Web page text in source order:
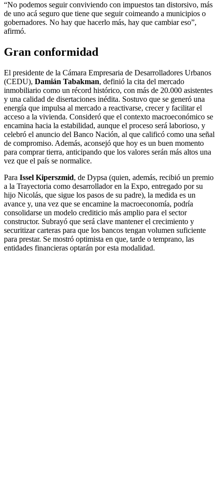
“No podemos seguir conviviendo con impuestos tan distorsivo, más
de uno acá seguro que tiene que seguir coimeando a municipios o
gobernadores. No hay que hacerlo más, hay que cambiar eso”,
afirmó.
Gran conformidad
El presidente de la Cámara Empresaria de Desarrolladores Urbanos
(CEDU), Damián Tabakman, definió la cita del mercado
inmobiliario como un récord histórico, con más de 20.000 asistentes
y una calidad de disertaciones inédita. Sostuvo que se generó una
energía que impulsa al mercado a reactivarse, crecer y facilitar el
acceso a la vivienda. Consideró que el contexto macroeconómico se
encamina hacia la estabilidad, aunque el proceso será laborioso, y
celebró el anuncio del Banco Nación, al que calificó como una señal
de compromiso. Además, aconsejó que hoy es un buen momento
para comprar tierra, anticipando que los valores serán más altos una
vez que el país se normalice.
Para Issel Kiperszmid, de Dypsa (quien, además, recibió un premio
a la Trayectoria como desarrollador en la Expo, entregado por su
hijo Nicolás, que sigue los pasos de su padre), la medida es un
avance y, una vez que se encamine la macroeconomía, podría
consolidarse un modelo crediticio más amplio para el sector
constructor. Subrayó que será clave mantener el crecimiento y
securitizar carteras para que los bancos tengan volumen suficiente
para prestar. Se mostró optimista en que, tarde o temprano, las
entidades financieras optarán por esta modalidad.